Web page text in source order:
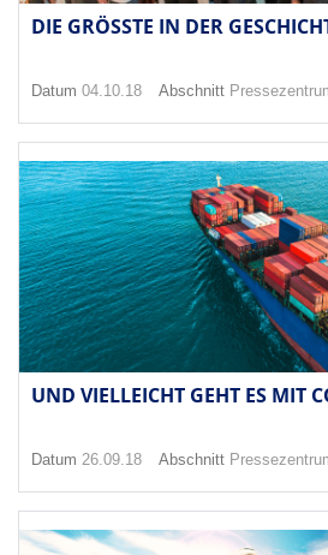
DIE GRÖSSTE IN DER
Datum 04.10.18 Abschnitt
UND VIELLEICHT GEHT ES MIT
Datum 26.09.18 Abschnitt